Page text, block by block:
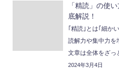
「精読」の使
底解説！
｢精読｣とは｢細か
読解力や集中力を
文章は全体をざっ
2024年3月4日